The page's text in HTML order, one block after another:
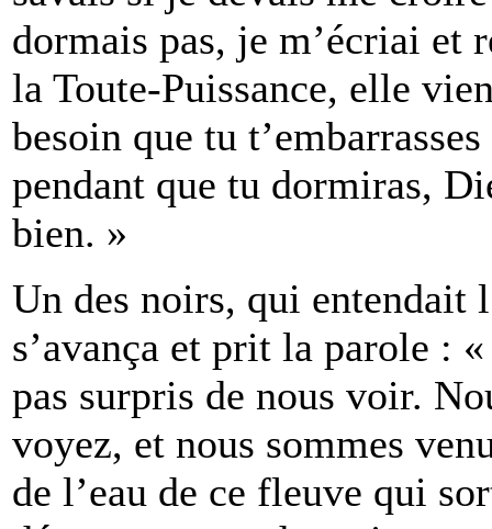
dormais pas, je m’écriai et
la Toute-Puissance, elle
besoin que tu
pendant que tu dormiras,
bien. »
Un des noirs, qui entendait
s’avança et prit la parole :
pas surpris de nous voir.
voyez, et nous sommes
de l’eau de ce fleuve qui